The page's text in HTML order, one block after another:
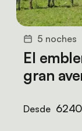
5 noches
El
gran
Desde